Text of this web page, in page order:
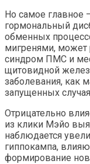
Но самое главное
гормональный
обменных
мигренями, может
синдром ПМС и
щитовидной
заболевания, как
запущенных
Отрицательно
из клики Мэйо
наблюдается
гиппокампа,
формирование